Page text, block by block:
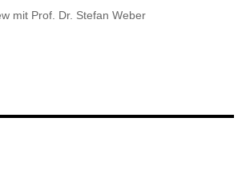
mit Prof. Dr. Stefan Weber